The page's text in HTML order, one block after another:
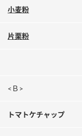
業務用サイト
小麦粉
片栗粉
<Ｂ>
トマトケチャップ